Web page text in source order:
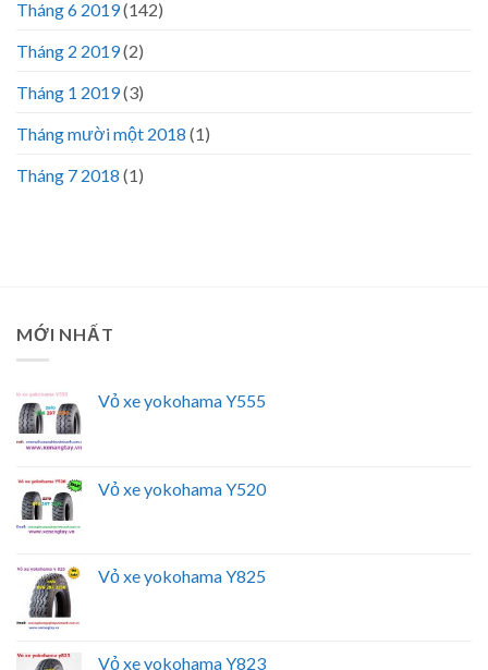
Tháng 6 2019(142)
Tháng 2 2019(2)
Tháng 1 2019(3)
Tháng mười một 2018 (1)
Tháng 7 2018 (1)
MỚI NHẤT
Vỏ xe yokohama Y555
Vỏ xe yokohama Y520
Vỏ xe yokohama Y825
Vỏ xe yokohama Y823